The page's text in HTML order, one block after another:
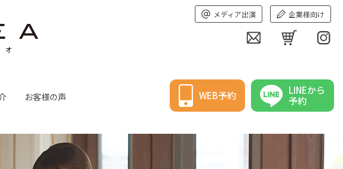
メディア出演 企業様向け
お客様の声 WEB予約
LINEから
予約